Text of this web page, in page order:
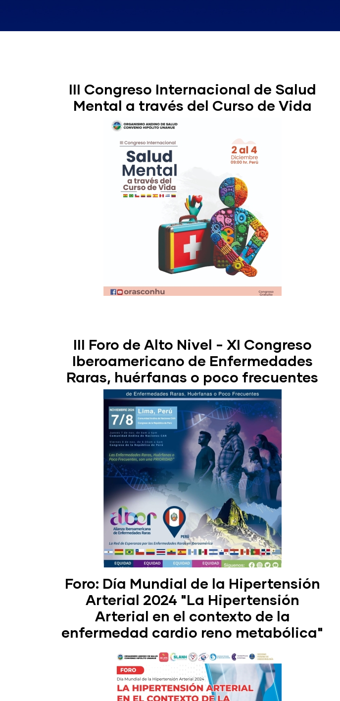
III Congreso Internacional de Salud
Mental a través del Curso de Vida
III Foro de Alto Nivel - XI Congreso
Iberoamericano de Enfermedades
Raras, huérfanas o poco frecuentes
Foro: Día Mundial de la Hipertensión
Arterial 2024 "La Hipertensión
Arterial en el contexto de la
enfermedad cardio reno metabólica"